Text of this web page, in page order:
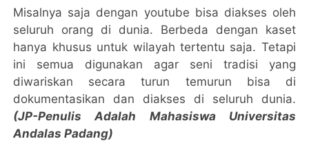
Misalnya saja dengan youtube bisa diakses oleh
seluruh orang di dunia. Berbeda dengan kaset
hanya khusus untuk wilayah tertentu saja. Tetapi
ini semua digunakan agar seni tradisi yang
diwariskan secara turun temurun bisa di
dokumentasikan dan diakses di seluruh dunia.
(JP-Penulis Adalah Mahasiswa Universitas
Andalas Padang)